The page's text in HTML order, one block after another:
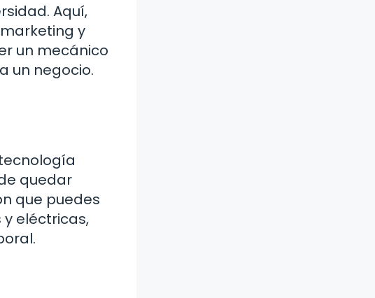
Aquí,
y
un mecánico
un negocio.
quedar
que puedes
eléctricas,